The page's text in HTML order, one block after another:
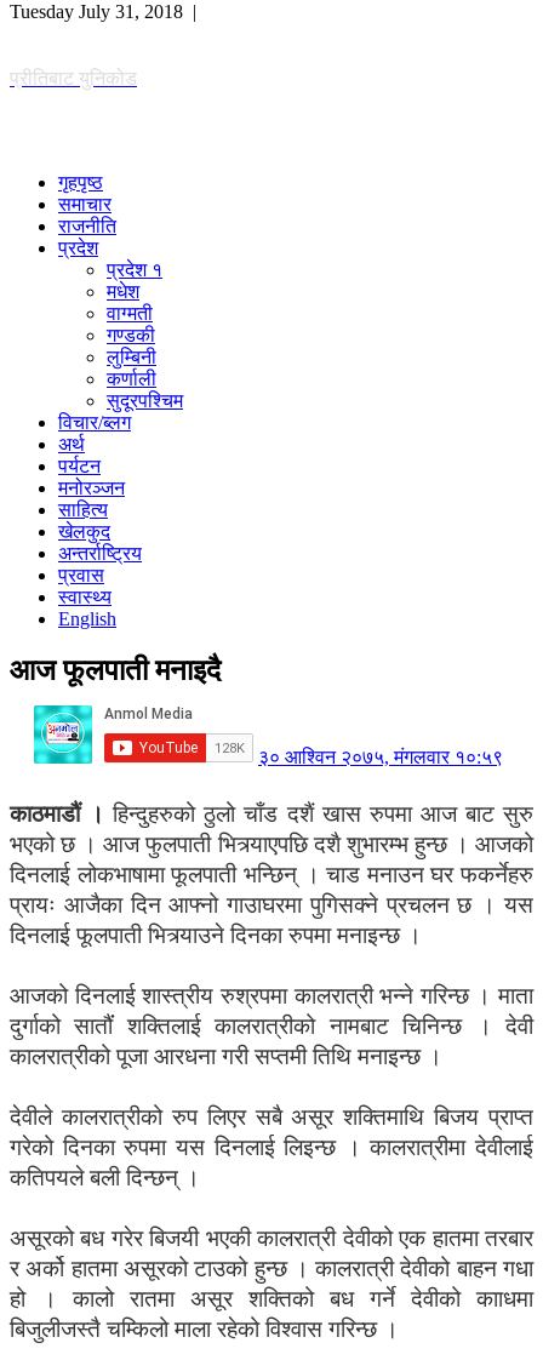
Tuesday July 31, 2018 |
प्रीतिबाट युनिकोड
गृहपृष्ठ
समाचार
राजनीति
प्रदेश
प्रदेश १
मधेश
वाग्मती
गण्डकी
लुम्बिनी
कर्णाली
सुदूरपश्चिम
विचार/ब्लग
अर्थ
पर्यटन
मनोरञ्जन
साहित्य
खेलकुद
अन्तर्राष्ट्रिय
प्रवास
स्वास्थ्य
English
आज फूलपाती मनाइदै
३० आश्विन २०७५, मंगलवार १०:५९
काठमाडौं । हिन्दुहरुको ठुलो चाँड दशैं खास रुपमा आज बाट सुरु
भएको छ । आज फुलपाती भित्र्याएपछि दशै शुभारम्भ हुन्छ । आजको
दिनलाई लोकभाषामा फूलपाती भन्छिन् । चाड मनाउन घर फकर्नेहरु
प्रायः आजैका दिन आफ्नो गाउाघरमा पुगिसक्ने प्रचलन छ । यस
दिनलाई फूलपाती भित्र्याउने दिनका रुपमा मनाइन्छ ।
आजको दिनलाई शास्त्रीय रुश्रपमा कालरात्री भन्ने गरिन्छ । माता
दुर्गाको सातौंं शक्तिलाई कालरात्रीको नामबाट चिनिन्छ । देवी
कालरात्रीको पूजा आरधना गरी सप्तमी तिथि मनाइन्छ ।
देवीले कालरात्रीको रुप लिएर सबै असूर शक्तिमाथि बिजय प्राप्त
गरेको दिनका रुपमा यस दिनलाई लिइन्छ । कालरात्रीमा देवीलाई
कतिपयले बली दिन्छन् ।
असूरको बध गरेर बिजयी भएकी कालरात्री देवीको एक हातमा तरबार
र अर्को हातमा असूरको टाउको हुन्छ । कालरात्री देवीको बाहन गधा
हो । कालो रातमा असूर शक्तिको बध गर्ने देवीको कााधमा
बिजुलीजस्तै चम्किलो माला रहेको विश्वास गरिन्छ ।